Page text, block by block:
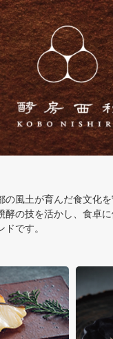
の風土が育んだ食文化
酵の技を活かし、食卓
です。